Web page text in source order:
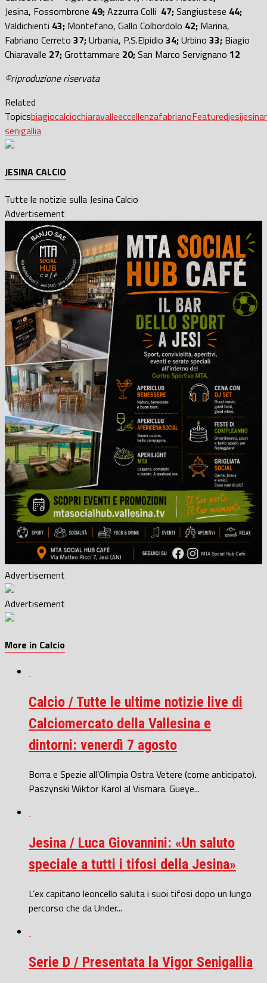
Jesina, Fossombrone 49;Azzurra Colli 47;Sangiustese 44;
Valdichienti 43; Montefano, Gallo Colbordolo 42; Marina,
Fabriano Cerreto 37;Urbania, P.S.Elpidio 34;Urbino 33; Biagio
Chiaravalle 27;Grottammare 20;San Marco Servignano 12
©riproduzione riservata
Related
TopicsbiagiocalciochiaravalleeccellenzafabrianoFeaturedjesijesina
senigallia
JESINA CALCIO
Tutte le notizie sulla Jesina Calcio
Advertisement
Advertisement
Advertisement
More in Calcio
Calcio / Tutte le ultime notizie live di
Calciomercato della Vallesina e
dintorni: venerdì 7 agosto
Borra e Spezie all’Olimpia Ostra Vetere (come anticipato).
Paszynski Wiktor Karol al Vismara. Gueye...
Jesina / Luca Giovannini: «Un saluto
speciale a tutti i tifosi della Jesina»
L’ex capitano leoncello saluta i suoi tifosi dopo un lungo
percorso che da Under...
Serie D / Presentata la Vigor Senigallia